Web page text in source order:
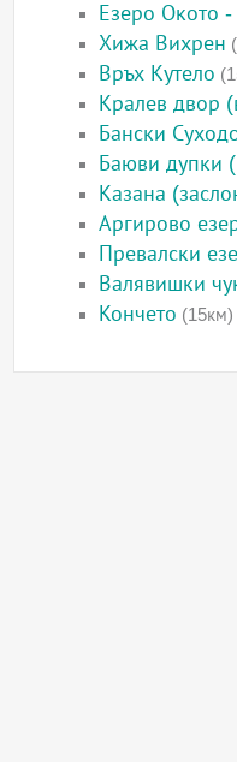
Езеро Окото
Хижа Вихрен
Връх Кутело
Кралев двор
Бански
Баюви дупки
Казана
Аргирово
Превалски
Валявишки
Кончето (15км)